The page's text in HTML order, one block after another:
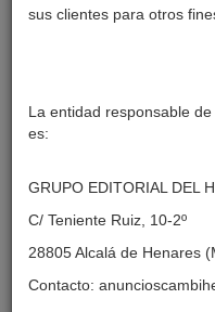
sus clientes para otros
La entidad responsable
es:
GRUPO EDITORIAL DEL
C/ Teniente Ruiz, 10-2º
28805 Alcalá de Henares
Contacto:
Precio :
ALQUILA: Particular
OFERTA - DEMANDA
esquina a Fondón).